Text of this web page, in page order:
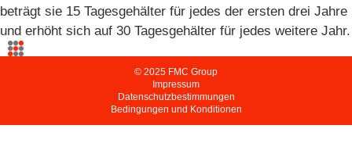
beträgt sie 15 Tagesgehälter für jedes der ersten drei Jahre
und erhöht sich auf 30 Tagesgehälter für jedes weitere Jahr.
© 2025 FMC Group
Impressum
Datenschutzbestimmungen
Bedingungen und Konditionen